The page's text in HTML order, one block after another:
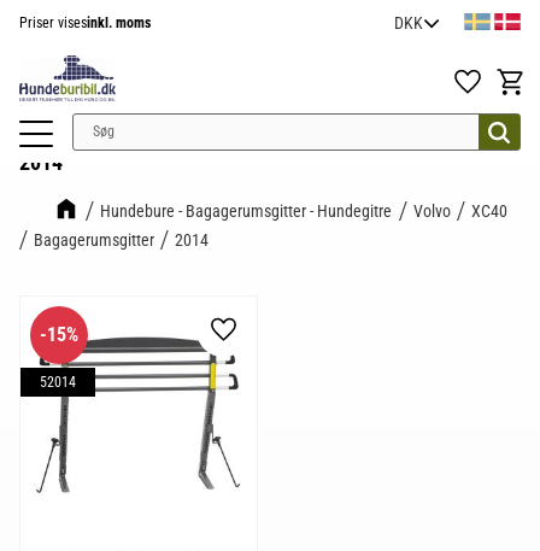
Priser visesinkl. moms
Favoritter
2014
Hundebure - Bagagerumsgitter - Hundegitre Volvo
XC40
Bagagerumsgitter
2014
15%
52014
Gem som favorit